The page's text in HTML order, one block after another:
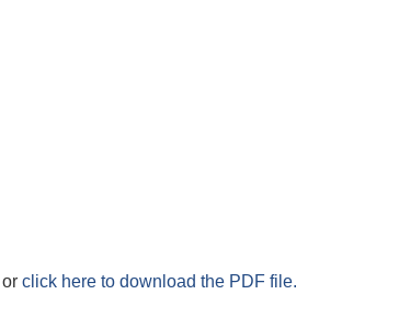
or click here to download the PDF file.